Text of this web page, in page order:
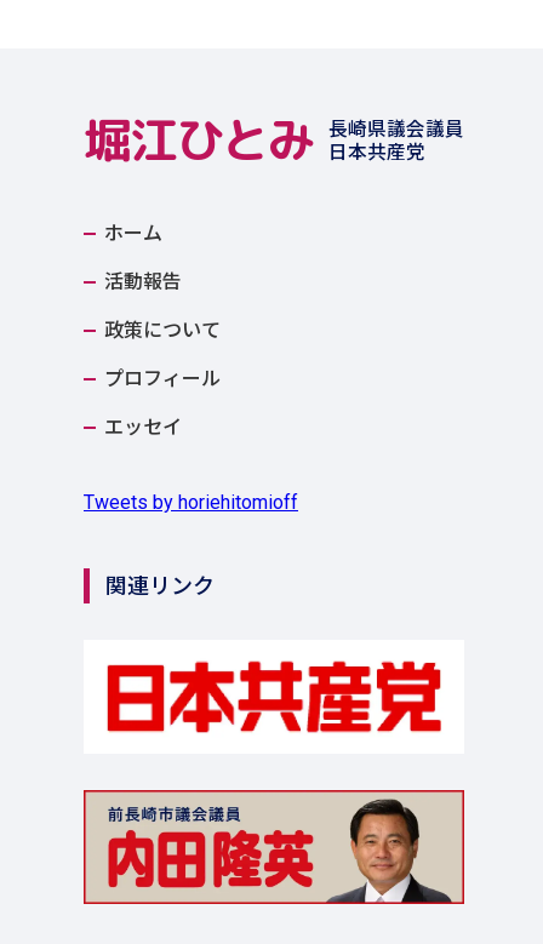
堀江ひとみ
長崎県議会議員
日本共産党
ホーム
活動報告
政策について
プロフィール
エッセイ
Tweets by horiehitomioff
関連リンク